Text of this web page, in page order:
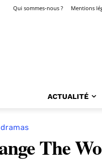
Qui sommes-nous ? Mentions
ACTUALITÉ
The